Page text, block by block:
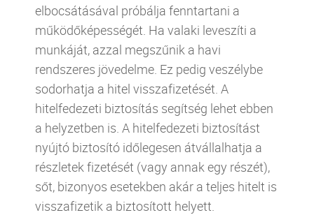
elbocsátásával próbálja fenntartani a
működőképességét. Ha valaki leveszíti a
munkáját, azzal megszűnik a havi
rendszeres jövedelme. Ez pedig veszélybe
sodorhatja a hitel visszafizetését. A
hitelfedezeti biztosítás segítség lehet ebben
a helyzetben is. A hitelfedezeti biztosítást
nyújtó biztosító időlegesen átvállalhatja a
részletek fizetését (vagy annak egy részét),
sőt, bizonyos esetekben akár a teljes hitelt is
visszafizetik a biztosított helyett.